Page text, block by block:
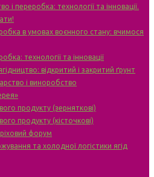
і переробка: технології та інновації.
в умовах воєнного стану: вчимося
технології та інновації
відкритий і закритий ґрунт
і виноробство
продукту (зерняткові)
продукту (кісточкові)
форум
та холодної логістики ягід